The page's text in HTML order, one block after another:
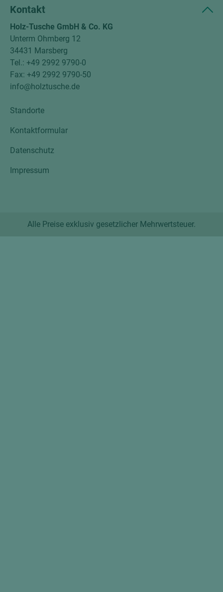
Kontakt
Holz-Tusche GmbH & Co. KG
Unterm Ohmberg 12
34431 Marsberg
Tel.: +49 2992 9790-0
Fax: +49 2992 9790-50
info@holztusche.de
Standorte
Kontaktformular
Datenschutz
Impressum
Alle Preise exklusiv gesetzlicher Mehrwertsteuer.